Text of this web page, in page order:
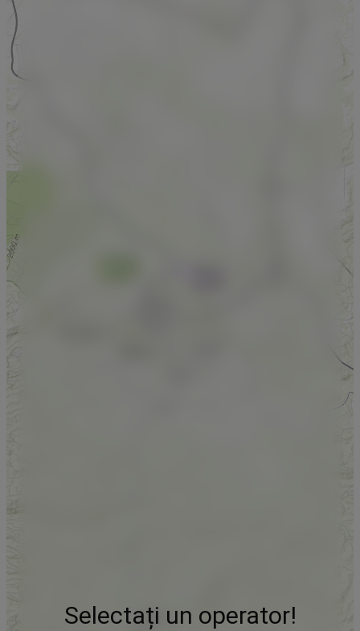
Selectați un operator!